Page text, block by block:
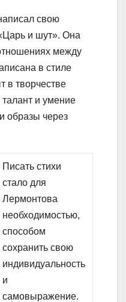
свою
и шут». Она
между
в стиле
в творчестве
и умение
образы через
Писать стихи
стало для
Лермонтова
необходимостью,
способом
сохранить свою
индивидуальность
и
самовыражение.